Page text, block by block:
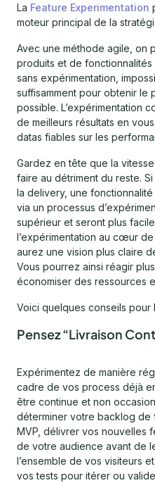
La Feature Experimentation
moteur principal de la
Avec une méthode agile, on
produits et de fonctionnalités
sans expérimentation,
suffisamment pour obtenir le
possible. L’expérimentation
de meilleurs résultats en
datas fiables sur les
Gardez en tête que la
faire au détriment du reste.
la delivery, une
via un processus
supérieur et seront plus
l’expérimentation au cœur
aurez une vision plus claire
Vous pourrez ainsi réagir
économiser des ressources
Voici quelques conseils pour
Pensez “Livraison
Expérimentez de manière
cadre de vos process déjà
être continue et non
déterminer votre backlog de
MVP, délivrer vos nouvelles
de votre audience avant de
l’ensemble de vos visiteurs
vos tests pour itérer ou